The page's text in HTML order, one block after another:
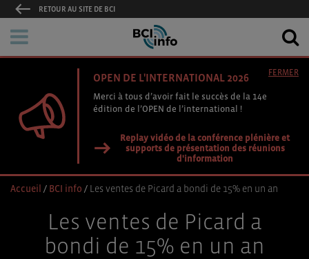
RETOUR AU SITE DE BCI
OPEN DE L'INTERNATIONAL 2026
Merci à tous d’avoir fait le succès de la 14e
édition de l’OPEN de l’international !
Replay vidéo de la conférence plénière et
supports de présentation des réunions
d'information
FERMER
Accueil / BCI info / Les ventes de Picard a bondi de 15% en un an
Les ventes de Picard a
bondi de 15% en un an